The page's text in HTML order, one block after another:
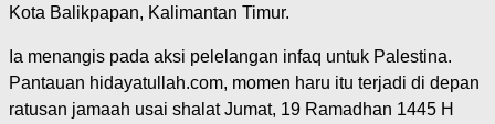
Kota Balikpapan, Kalimantan Timur.
Ia menangis pada aksi pelelangan infaq untuk Palestina.
Pantauan hidayatullah.com, momen haru itu terjadi di depan
ratusan jamaah usai shalat Jumat, 19 Ramadhan 1445 H